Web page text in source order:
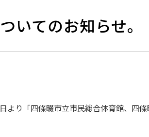
いてのお知らせ。
より「四條畷市⽴市⺠総合体育館、四